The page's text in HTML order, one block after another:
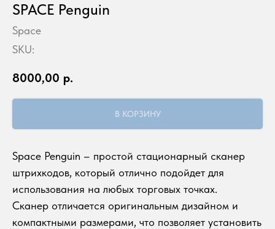
SPACE Penguin
Space
SKU:
8000,00 р.
В КОРЗИНУ
Space Penguin – простой стационарный сканер
штрихкодов, который отлично подойдет для
использования на любых торговых точках.
Сканер отличается оригинальным дизайном и
компактными размерами, что позволяет установить